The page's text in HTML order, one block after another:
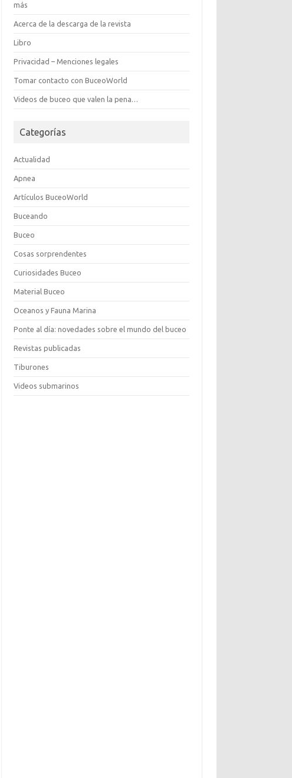
más
Acerca de la descarga de la revista
Libro
Privacidad – Menciones legales
Tomar contacto con BuceoWorld
Videos de buceo que valen la pena…
Categorías
Actualidad
Apnea
Artículos BuceoWorld
Buceando
Buceo
Cosas sorprendentes
Curiosidades Buceo
Material Buceo
Oceanos y Fauna Marina
Ponte al día: novedades sobre el mundo del buceo
Revistas publicadas
Tiburones
Videos submarinos